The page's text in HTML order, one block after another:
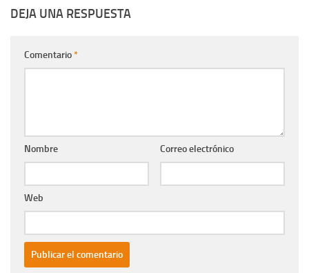
DEJA UNA RESPUESTA
Comentario*
Nombre Correo electrónico
Web